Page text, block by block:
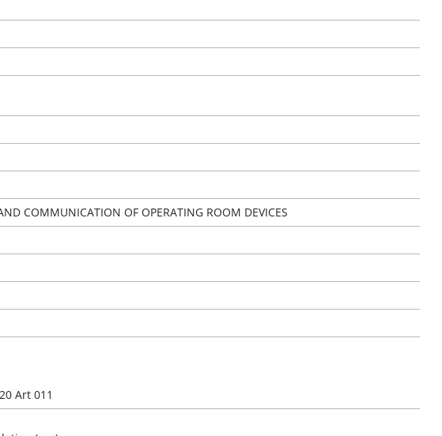
COMMUNICATION OF OPERATING ROOM DEVICES
Art 011